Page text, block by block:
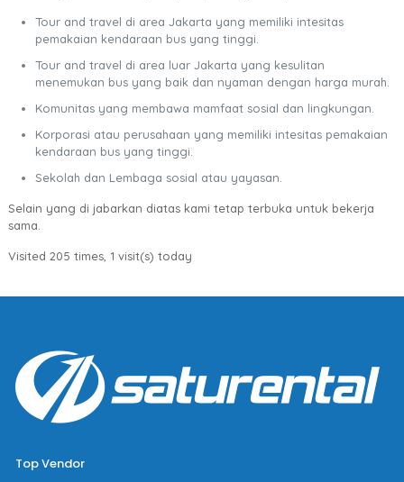
Tour and travel di area Jakarta yang memiliki intesitas
pemakaian kendaraan bus yang tinggi.
Tour and travel di area luar Jakarta yang kesulitan
menemukan bus yang baik dan nyaman dengan harga murah.
Komunitas yang membawa mamfaat sosial dan lingkungan.
Korporasi atau perusahaan yang memiliki intesitas pemakaian
kendaraan bus yang tinggi.
Sekolah dan Lembaga sosial atau yayasan.
Selain yang di jabarkan diatas kami tetap terbuka untuk bekerja
sama.
Visited 205 times, 1 visit(s) today
Top Vendor